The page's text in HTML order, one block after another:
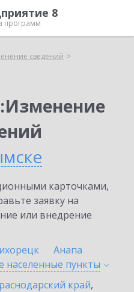
8
программ
сведений
карточками,
заявку на
или внедрение
Анапа
населенные пункты
край,